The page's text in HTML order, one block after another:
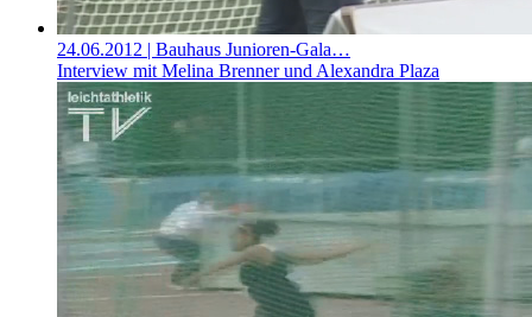
24.06.2012 | Bauhaus Junioren-Gala…
Interview mit Melina Brenner und Alexandra Plaza